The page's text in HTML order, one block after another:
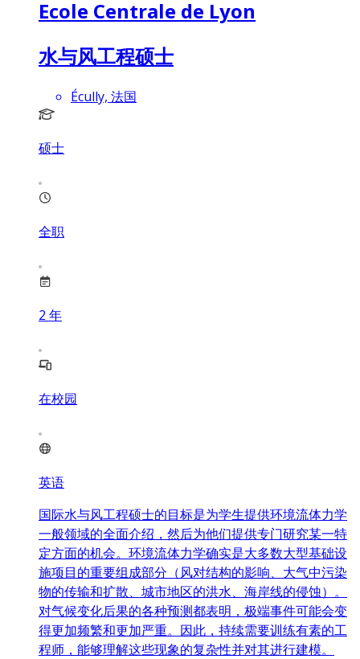
Ecole Centrale de Lyon
水与风工程硕士
Écully, 法国
硕士
全职
2 年
在校园
英语
国际水与风工程硕士的目标是为学生提供环境流体力学
一般领域的全面介绍，然后为他们提供专门研究某一特
定方面的机会。环境流体力学确实是大多数大型基础设
施项目的重要组成部分（风对结构的影响、大气中污染
物的传输和扩散、城市地区的洪水、海岸线的侵蚀）。
对气候变化后果的各种预测都表明，极端事件可能会变
得更加频繁和更加严重。因此，持续需要训练有素的工
程师，能够理解这些现象的复杂性并对其进行建模。